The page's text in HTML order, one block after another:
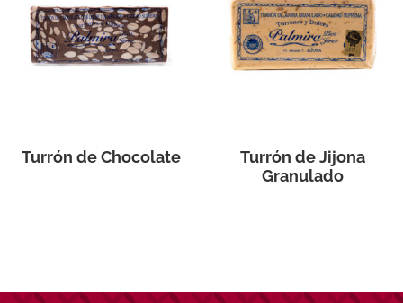
Turrón de Chocolate
Turrón de Jijona
Granulado